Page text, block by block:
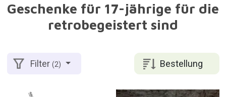
Geschenke für 17-jährige für die
retrobegeistert sind
Bestellung
Filter(2)